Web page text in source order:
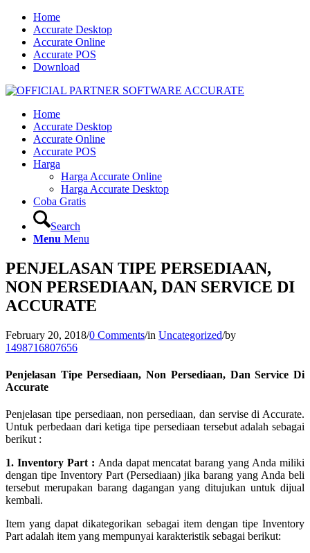
Home
Accurate Desktop
Accurate Online
Accurate POS
Download
Home
Accurate Desktop
Accurate Online
Accurate POS
Harga
Harga Accurate Online
Harga Accurate Desktop
Coba Gratis
Search
Menu Menu
PENJELASAN TIPE PERSEDIAAN,
NON PERSEDIAAN, DAN SERVICE DI
ACCURATE
February 20, 2018/0 Comments/in Uncategorized/by
1498716807656
Penjelasan Tipe Persediaan, Non Persediaan, Dan Service Di
Accurate
Penjelasan tipe persediaan, non persediaan, dan servise di Accurate.
Untuk perbedaan dari ketiga tipe persediaan tersebut adalah sebagai
berikut :
1. Inventory Part : Anda dapat mencatat barang yang Anda miliki
dengan tipe Inventory Part (Persediaan) jika barang yang Anda beli
tersebut merupakan barang dagangan yang ditujukan untuk dijual
kembali.
Item yang dapat dikategorikan sebagai item dengan tipe Inventory
Part adalah item yang mempunyai karakteristik sebagai berikut: